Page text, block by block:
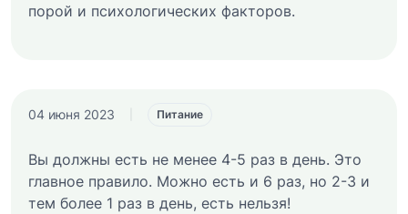
порой и психологических факторов.
04 июня 2023 Питание
Вы должны есть не менее 4-5 раз в день. Это
главное правило. Можно есть и 6 раз, но 2-3 и
тем более 1 раз в день, есть нельзя!